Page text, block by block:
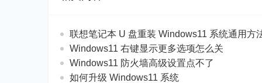
联想笔记本 U 盘重装 Windows11 系统通用方
Windows11 右键显示更多选项怎么关
Windows11 防火墙高级设置点不了
如何升级 Windows11 系统